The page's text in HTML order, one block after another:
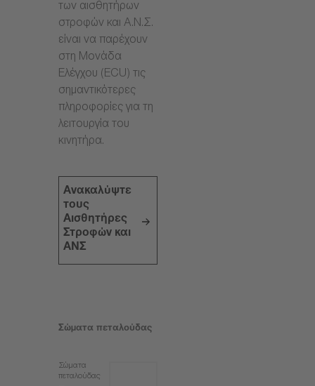
των αισθητήρων
στροφών και Α.Ν.Σ.
είναι να παρέχουν
στη Μονάδα
Ελέγχου (ECU) τις
σημαντικότερες
πληροφορίες για τη
λειτουργία του
κινητήρα.
Ανακαλύψτε
τους
Αισθητήρες
Στροφών και
ΑΝΣ
Σώματα πεταλούδας
Σώματα
πεταλούδας